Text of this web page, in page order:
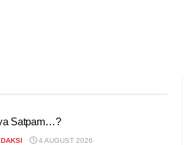
Satpam…?
4 AUGUST 2026